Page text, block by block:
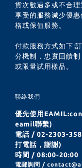
貨次數過多或不合
享受的服務減少優
格或保值服務。
付款服務方式如下:
分機制，忠實回饋
或限量試用樣品。
聯絡我們
優先使用
eamil聯繫)
電話 / 02-2303-
打電話，謝謝)
時間 / 08:00-20:00
電郵詢問 /